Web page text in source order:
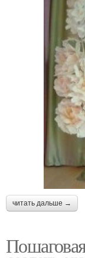
читать дальше →